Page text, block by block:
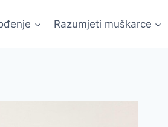
Razumjeti muškarce